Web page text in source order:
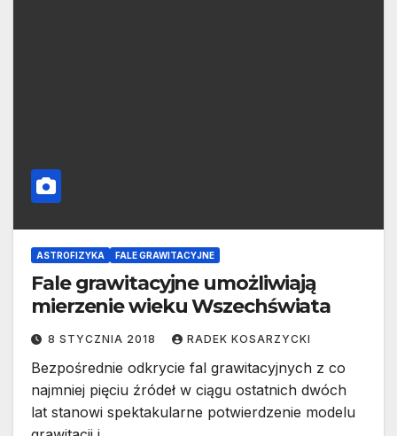
ASTROFIZYKA FALE GRAWITACYJNE
Fale grawitacyjne umożliwiają
mierzenie wieku Wszechświata
8 STYCZNIA 2018 RADEK KOSARZYCKI
Bezpośrednie odkrycie fal grawitacyjnych z co
najmniej pięciu źródeł w ciągu ostatnich dwóch
lat stanowi spektakularne potwierdzenie modelu